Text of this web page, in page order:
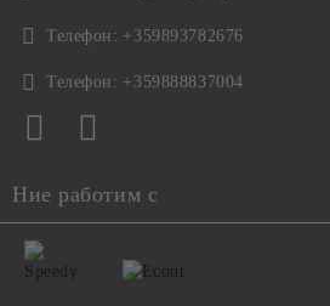
Телефон: +359893782676
Телефон: +359888837004
Ние работим с